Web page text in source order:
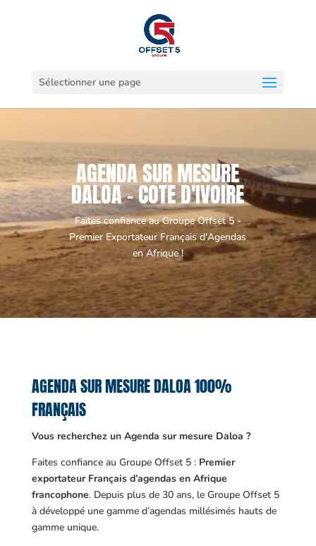
Sélectionner une page
AGENDA SUR MESURE
DALOA - COTE D'IVOIRE
Faites confiance au Groupe Offset 5 -
Premier Exportateur Français d'Agendas
en Afrique !
AGENDA SUR MESURE DALOA 100%
FRANÇAIS
Vous recherchez un Agenda sur mesure Daloa ?
Faites confiance au Groupe Offset 5 : Premier
exportateur Français d’agendas en Afrique
francophone. Depuis plus de 30 ans, le Groupe Offset 5
à développé une gamme d’agendas millésimés hauts de
gamme unique.